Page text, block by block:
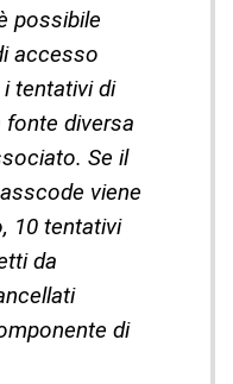
possibile
accesso
i tentativi di
diversa
Se il
viene
10 tentativi
da
di